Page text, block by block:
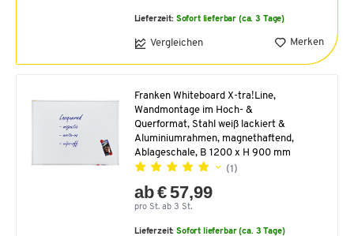
Lieferzeit: Sofort lieferbar (ca. 3 Tage)
Vergleichen Merken
Franken Whiteboard X-tra!Line,
Wandmontage im Hoch- &
Querformat, Stahl weiß lackiert &
Aluminiumrahmen, magnethaftend,
Ablageschale, B 1200 x H 900 mm
(1)
ab € 57,99
pro St. ab 3 St.
Lieferzeit:Sofort lieferbar (ca. 3 Tage)